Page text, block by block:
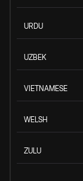
URDU
UZBEK
VIETNAMESE
WELSH
ZULU